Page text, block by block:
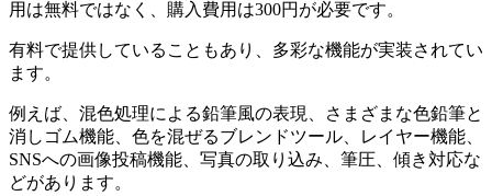
用は無料ではなく、購入費用は300円が必要です。
有料で提供していることもあり、多彩な機能が実装されてい
ます。
例えば、混色処理による鉛筆風の表現、さまざまな色鉛筆と
消しゴム機能、色を混ぜるブレンドツール、レイヤー機能、
SNSへの画像投稿機能、写真の取り込み、筆圧、傾き対応な
どがあります。